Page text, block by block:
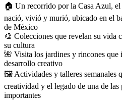
🏠 Un recorrido por la Casa Azul,
nació, vivió y murió, ubicado en el
de México
🎨 Colecciones que revelan su vida
su cultura
🌺 Visita los jardines y rincones que
desarrollo creativo
🖼️ Actividades y talleres semanales
creatividad y el legado de una de las
importantes